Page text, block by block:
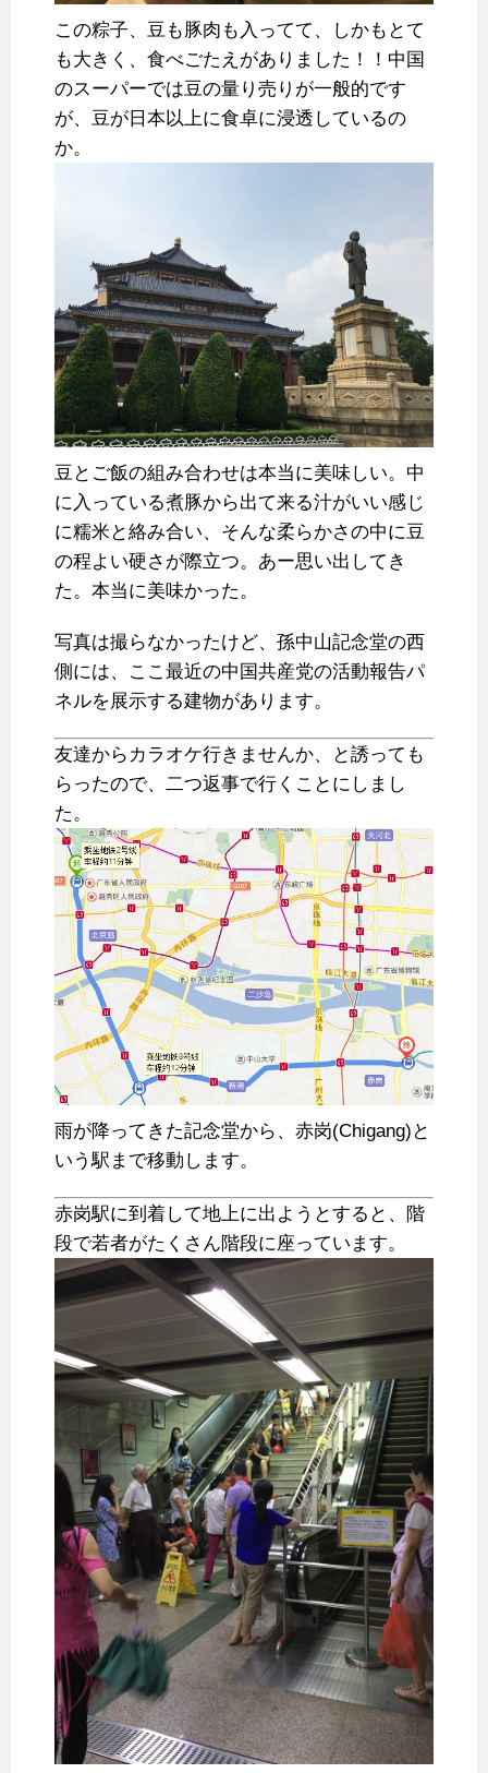
この粽子、豆も豚肉も入ってて、しかもとて
も大きく、食べごたえがありました！！中国
のスーパーでは豆の量り売りが一般的です
が、豆が日本以上に食卓に浸透しているの
か。
豆とご飯の組み合わせは本当に美味しい。中
に入っている煮豚から出て来る汁がいい感じ
に糯米と絡み合い、そんな柔らかさの中に豆
の程よい硬さが際立つ。あー思い出してき
た。本当に美味かった。
写真は撮らなかったけど、孫中山記念堂の西
側には、ここ最近の中国共産党の活動報告パ
ネルを展示する建物があります。
友達からカラオケ行きませんか、と誘っても
らったので、二つ返事で行くことにしまし
た。
雨が降ってきた記念堂から、赤岗(Chigang)と
いう駅まで移動します。
赤岗駅に到着して地上に出ようとすると、階
段で若者がたくさん階段に座っています。